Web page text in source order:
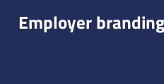
Employer